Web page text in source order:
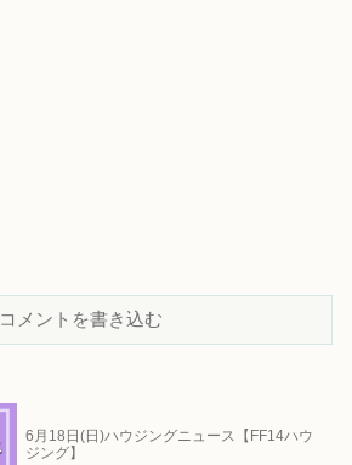
コメントを書き込む
6月18日(日)ハウジングニュース【FF14ハウ
ジング】